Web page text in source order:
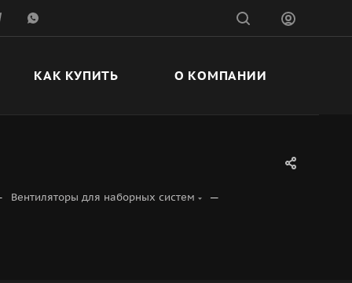
КАК КУПИТЬ О КОМПАНИИ
Вентиляторы для наборных систем —